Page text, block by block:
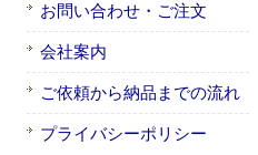
お問い合わせ・ご注文
会社案内
ご依頼から納品までの流れ
プライバシーポリシー